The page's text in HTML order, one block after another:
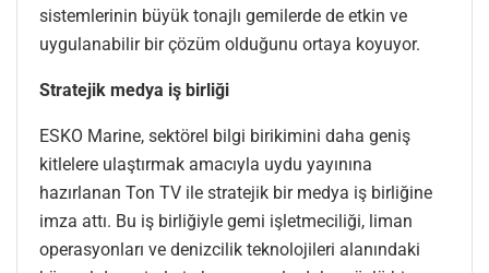
sistemlerinin büyük tonajlı gemilerde de etkin ve
uygulanabilir bir çözüm olduğunu ortaya koyuyor.
Stratejik medya iş birliği
ESKO Marine, sektörel bilgi birikimini daha geniş
kitlelere ulaştırmak amacıyla uydu yayınına
hazırlanan Ton TV ile stratejik bir medya iş birliğine
imza attı. Bu iş birliğiyle gemi işletmeciliği, liman
operasyonları ve denizcilik teknolojileri alanındaki